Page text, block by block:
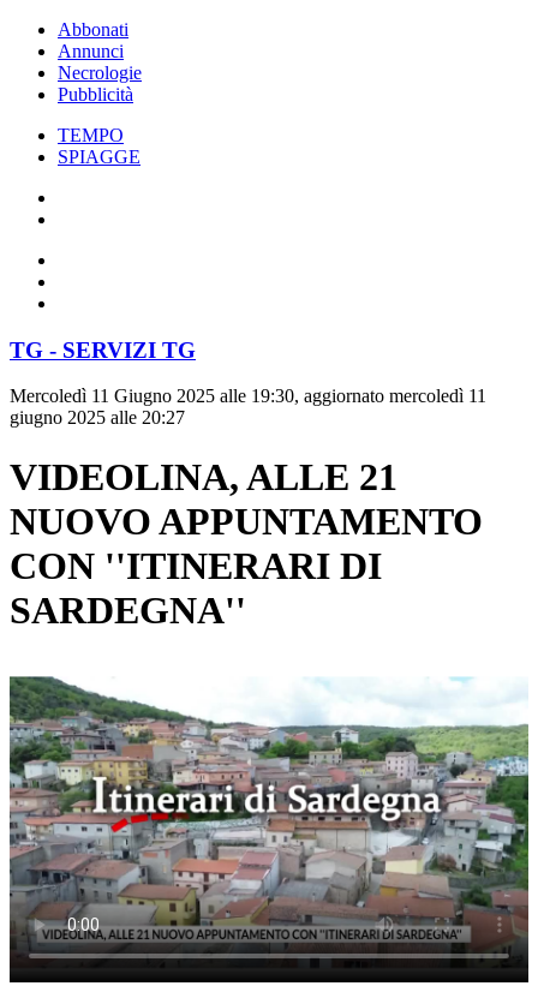
Abbonati
Annunci
Necrologie
Pubblicità
TEMPO
SPIAGGE
TG - SERVIZI TG
Mercoledì 11 Giugno 2025 alle 19:30, aggiornato mercoledì 11
giugno 2025 alle 20:27
VIDEOLINA, ALLE 21
NUOVO APPUNTAMENTO
CON ''ITINERARI DI
SARDEGNA''